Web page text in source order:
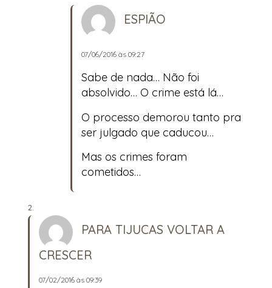
ESPIÃO
07/06/2016 às 09:27
Sabe de nada… Não foi
absolvido… O crime está lá…
O processo demorou tanto pra
ser julgado que caducou…
Mas os crimes foram
cometidos…
PARA TIJUCAS VOLTAR A
CRESCER
07/02/2016 às 09:39